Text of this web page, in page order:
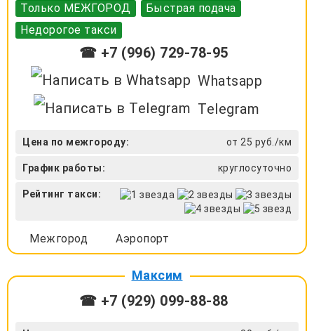
Только МЕЖГОРОД
Быстрая подача
Недорогое такси
☎ +7 (996) 729-78-95
Whatsapp
Telegram
Цена по межгороду: от 25 руб./км
График работы: круглосуточно
Рейтинг такси:
Межгород Аэропорт
Максим
☎ +7 (929) 099-88-88